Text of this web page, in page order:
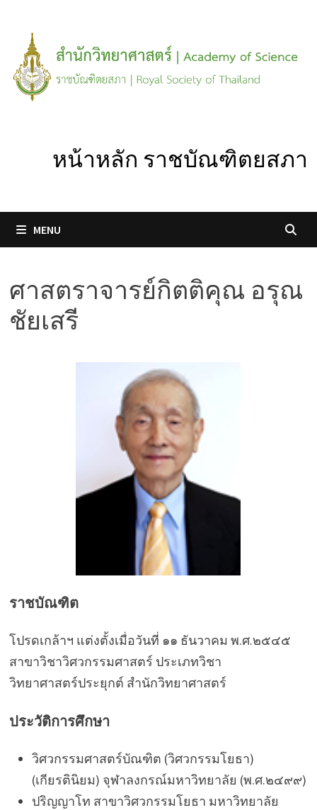
content
หน้าหลัก ราชบัณฑิตยสภา
MENU
ศาสตราจารย์กิตติคุณ อรุณ
ชัยเสรี
ราชบัณฑิต
โปรดเกล้าฯ แต่งตั้งเมื่อวันที่ ๑๑ ธันวาคม พ.ศ.๒๕๔๕
สาขาวิชาวิศวกรรมศาสตร์ ประเภทวิชา
วิทยาศาสตร์ประยุกต์ สำนักวิทยาศาสตร์
ประวัติการศึกษา
วิศวกรรมศาสตร์บัณฑิต (วิศวกรรมโยธา)
(เกียรตินิยม) จุฬาลงกรณ์มหาวิทยาลัย (พ.ศ.๒๔๙๙)
ปริญญาโท สาขาวิศวกรรมโยธา มหาวิทยาลัย